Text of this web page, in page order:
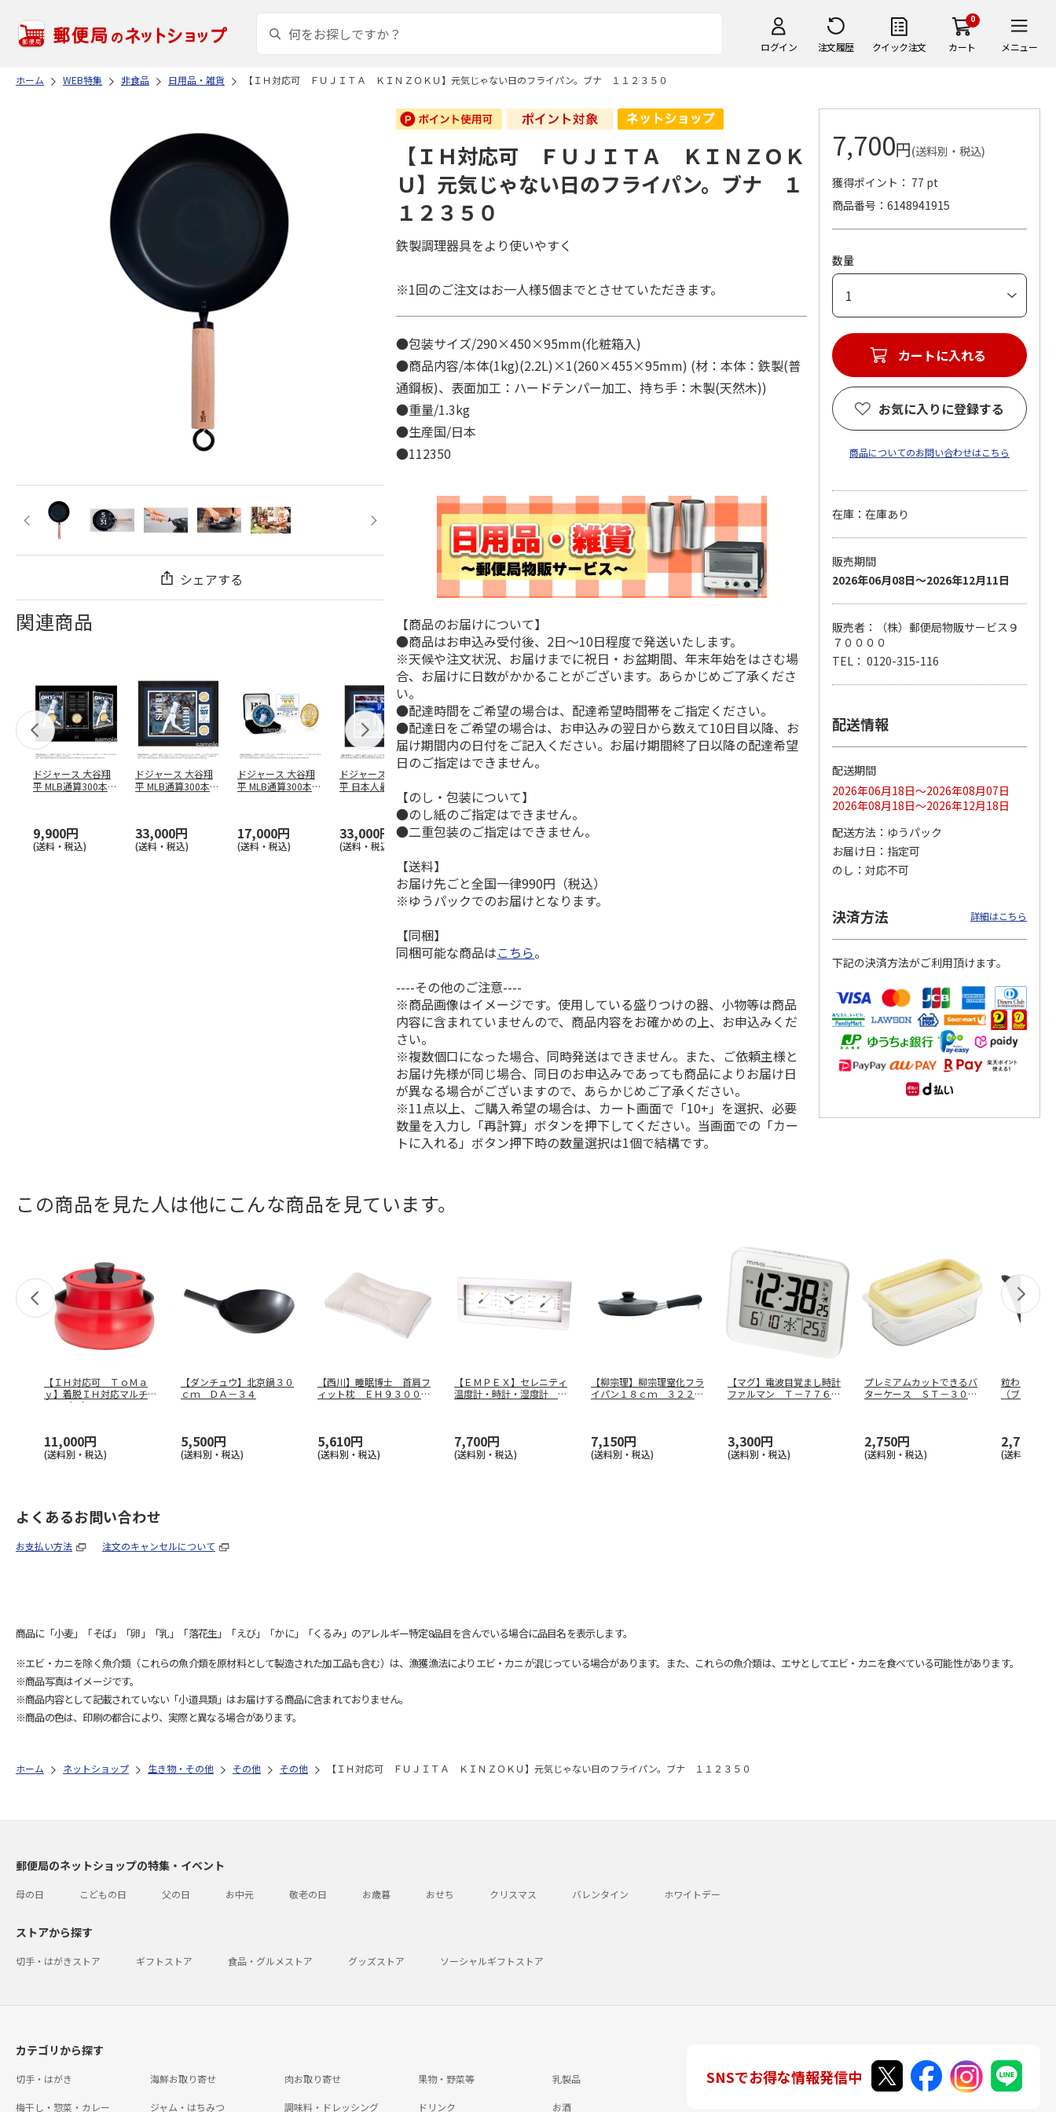
ログイン 注文履歴 クイック注文
0
カート メニュー
ホーム WEB特集 非食品 日用品・雑貨 【ＩＨ対応可 ＦＵＪＩＴＡ ＫＩＮＺＯＫＵ】元気じゃない日のフライパン。ブナ １１２３５０
シェアする
関連商品
ドジャース 大谷翔
平 MLB通算300本塁
9,900円
(送料・税込)
ドジャース 大谷翔
平 MLB通算300本塁
33,000円
(送料・税込)
ドジャース 大谷翔
平 MLB通算300本塁
17,000円
(送料・税込)
ドジャース 大谷翔
平 日本人最多53試
合連続出塁記念 ダ
33,000円
(送料・税込)
MLB ドジャース 大
4月投手…
33,000円
イ…
9,900円
ドジャース 大谷翔
平 日本人最多53試
合連続出塁記念 シ
ル…
17,000円
(送料・税込)
谷翔平 2026 NL 3・
4月投手…
【ＩＨ対応可 ＦＵＪＩＴＡ ＫＩＮＺＯＫ
Ｕ】元気じゃない日のフライパン。ブナ １
１２３５０
鉄製調理器具をより使いやすく
※1回のご注文はお一人様5個までとさせていただきます。
●包装サイズ/290×450×95mm(化粧箱入)
●商品内容/本体(1kg)(2.2L)×1(260×455×95mm) (材：本体：鉄製(普
通鋼板)、表面加工：ハードテンパー加工、持ち手：木製(天然木))
●重量/1.3kg
●生産国/日本
●112350
【商品のお届けについて】
●商品はお申込み受付後、2日～10日程度で発送いたします。
※天候や注文状況、お届けまでに祝日・お盆期間、年末年始をはさむ場
合、お届けに日数がかかることがございます。あらかじめご了承くださ
い。
●配達時間をご希望の場合は、配達希望時間帯をご指定ください。
●配達日をご希望の場合は、お申込みの翌日から数えて10日目以降、お
届け期間内の日付をご記入ください。お届け期間終了日以降の配達希望
日のご指定はできません。
【のし・包装について】
●のし紙のご指定はできません。
●二重包装のご指定はできません。
【送料】
お届け先ごと全国一律990円（税込）
※ゆうパックでのお届けとなります。
【同梱】
同梱可能な商品はこちら。
----その他のご注意----
※商品画像はイメージです。使用している盛りつけの器、小物等は商品
内容に含まれていませんので、商品内容をお確かめの上、お申込みくだ
さい。
※複数個口になった場合、同時発送はできません。また、ご依頼主様と
お届け先様が同じ場合、同日のお申込みであっても商品によりお届け日
が異なる場合がございますので、あらかじめご了承ください。
※11点以上、ご購入希望の場合は、カート画面で「10+」を選択、必要
数量を入力し「再計算」ボタンを押下してください。当画面での「カー
トに入れる」ボタン押下時の数量選択は1個で結構です。
7,700円(送料別・税込)
獲得ポイント： 77 pt
商品番号
6148941915
数量
カートに入れる
お気に入りに登録する
商品についてのお問い合わせはこちら
在庫：在庫あり
販売期間
2026年06月08日～2026年12月11日
販売者：（株）郵便局物販サービス９
７００００
TEL： 0120-315-116
配送情報
配送期間
2026年06月18日～2026年08月07日
2026年08月18日～2026年12月18日
配送方法
ゆうパック
お届け日
指定可
のし
対応不可
決済方法 詳細はこちら
下記の決済方法がご利用頂けます。
この商品を見た人は他にこんな商品を見ています。
【ＩＨ対応可 ＴｏＭａ
ｙ】着脱ＩＨ対応マルチセ
ット（Ｌ）
11,000円
(送料別・税込)
【ダンチュウ】北京鍋３０
ｃｍ ＤＡ－３４
5,500円
(送料別・税込)
【西川】睡眠博士 首肩フ
ィット枕 ＥＨ９３００９
5,610円
(送料別・税込)
【ＥＭＰＥＸ】セレニティ
温度計・時計・湿度計 Ｍ
7,700円
(送料別・税込)
【柳宗理】柳宗理窒化フラ
イパン１８ｃｍ ３２２７
7,150円
(送料別・税込)
【マグ】電波目覚まし時計
ファルマン Ｔ－７７６
3,300円
(送料別・税込)
プレミアムカットできるバ
ターケース ＳＴ－３００
2,750円
(送料別・税込)
粒わた入り
（ブラウ
2,750円
(送料別・税
よくあるお問い合わせ
お支払い方法 注文のキャンセルについて
商品に「小麦」「そば」「卵」「乳」「落花生」「えび」「かに」「くるみ」のアレルギー特定8品目を含んでいる場合に品目名を表示します。
※エビ・カニを除く魚介類（これらの魚介類を原材料として製造された加工品も含む）は、漁獲漁法によりエビ・カニが混じっている場合があります。また、これらの魚介類は、エサとしてエビ・カニを食べている可能性があります。
※商品写真はイメージです。
※商品内容として記載されていない「小道具類」はお届けする商品に含まれておりません。
※商品の色は、印刷の都合により、実際と異なる場合があります。
ホーム ネットショップ 生き物・その他 その他 その他 【ＩＨ対応可 ＦＵＪＩＴＡ ＫＩＮＺＯＫＵ】元気じゃない日のフライパン。ブナ １１２３５０
郵便局のネットショップの特集・イベント
母の日 こどもの日 父の日 お中元 敬老の日 お歳暮 おせち クリスマス バレンタイン ホワイトデー
ストアから探す
切手・はがきストア ギフトストア 食品・グルメストア グッズストア ソーシャルギフトストア
カテゴリから探す
切手・はがき 海鮮お取り寄せ 肉お取り寄せ 果物・野菜等 乳製品
梅干し・惣菜・カレー ジャム・はちみつ 調味料・ドレッシング ドリンク お酒
SNSでお得な情報発信中